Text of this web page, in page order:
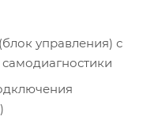
управления) с